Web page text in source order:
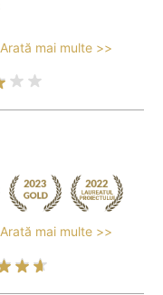
Arată mai multe >>
Arată mai multe >>